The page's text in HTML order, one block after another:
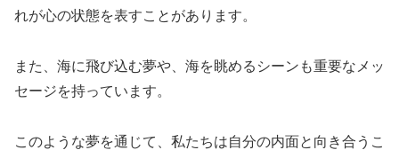
れが心の状態を表すことがあります。
また、海に飛び込む夢や、海を眺めるシーンも重要なメッ
セージを持っています。
このような夢を通じて、私たちは自分の内面と向き合うこ